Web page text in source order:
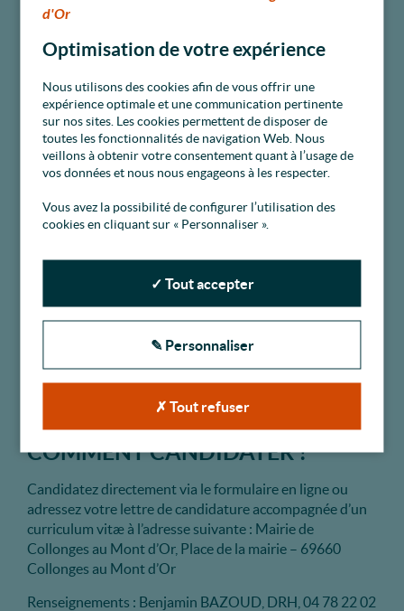
selon les plans fournis.
publics.
Savoir-être
Savoir rendre compte de son activité.
Bonne condition physique.
Esprit d’initiative et autonomie.
Rigueur dans les consignes.
Permis B obligatoire.
COMMENT CANDIDATER ?
Candidatez directement via le formulaire en ligne ou
adressez votre lettre de candidature accompagnée d’un
curriculum vitæ à l’adresse suivante : Mairie de
Collonges au Mont d’Or, Place de la mairie – 69660
Collonges au Mont d’Or
Renseignements : Benjamin BAZOUD, DRH, 04 78 22 02
d'Or
Optimisation de votre expérience
Nous utilisons des cookies afin de vous offrir une
expérience optimale et une communication pertinente
sur nos sites. Les cookies permettent de disposer de
toutes les fonctionnalités de navigation Web. Nous
veillons à obtenir votre consentement quant à l’usage de
vos données et nous nous engageons à les respecter.
Vous avez la possibilité de configurer l’utilisation des
cookies en cliquant sur « Personnaliser ».
✓ Tout accepter
✎ Personnaliser
✗ Tout refuser